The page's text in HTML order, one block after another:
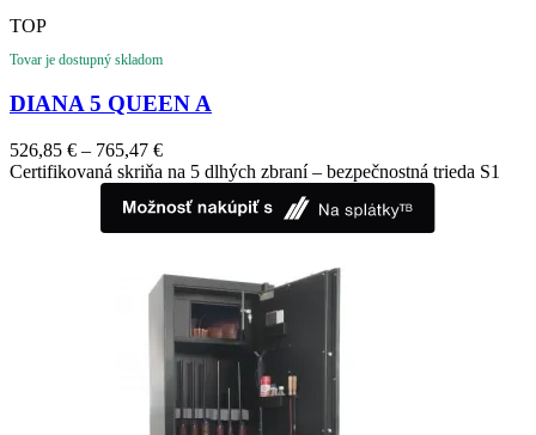
TOP
Tovar je dostupný skladom
DIANA 5 QUEEN A
526,85 € – 765,47 €
Certifikovaná skriňa na 5 dlhých zbraní – bezpečnostná trieda S1